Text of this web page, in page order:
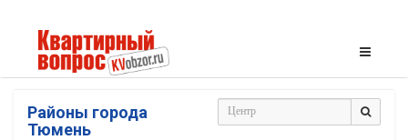
Районы города
Тюмень